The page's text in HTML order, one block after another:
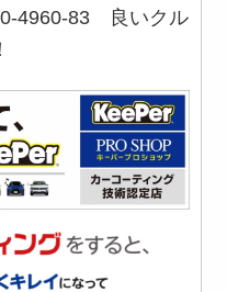
4960-83 良いクル